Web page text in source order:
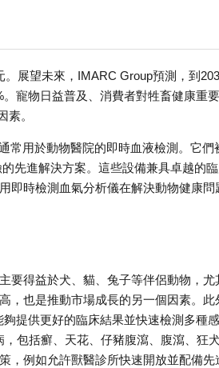
展望未來，IMARC Group預測，到
寵物日益普及、消費者對牲畜健康重
素。
常用於動物醫院的即時血液檢測。它們
先進解決方案。這些設備兼具卓越的
即時檢測血氣分析儀在解決動物健康
要得益於犬、貓、兔子等伴侶動物，尤
，也是推動市場成長的另一個因素。此
提供更好的臨床結果並快速檢測多種
包括癬、天花、仔豬腹瀉、腹瀉、狂
，例如允許獸醫診所快速開放並配備